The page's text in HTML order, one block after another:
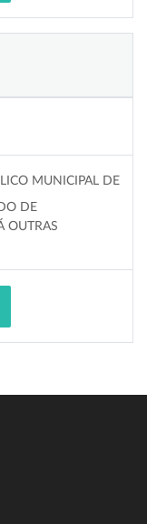
MUNICIPAL DE
DE
OUTRAS